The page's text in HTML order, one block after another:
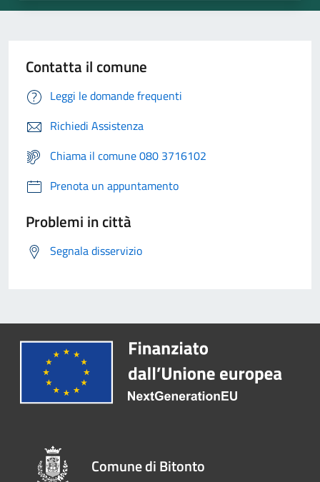
Contatta il comune
Leggi le domande frequenti
Richiedi Assistenza
Chiama il comune 080 3716102
Prenota un appuntamento
Problemi in città
Segnala disservizio
Comune di Bitonto